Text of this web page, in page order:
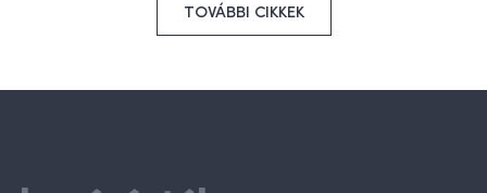
TOVÁBBI CIKKEK